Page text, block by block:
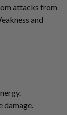
attacks from
and
damage.